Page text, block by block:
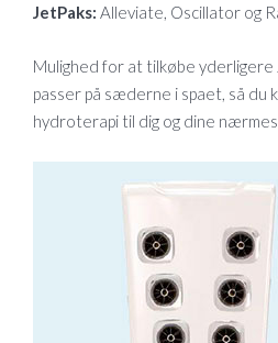
JetPaks: Alleviate, Oscillator og
Mulighed for at tilkøbe yderligere
passer på sæderne i spaet, så du
hydroterapi til dig og dine